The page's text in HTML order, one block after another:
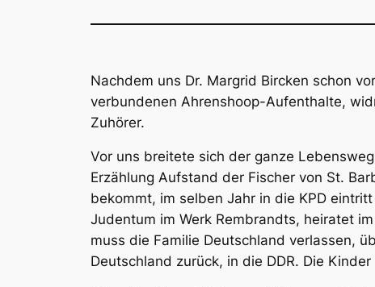
Nachdem uns Dr. Margrid Bircken schon
verbundenen Ahrenshoop-Aufenthalte,
Zuhörer.
Vor uns breitete sich der ganze
Erzählung Aufstand der Fischer von St.
bekommt, im selben Jahr in die KPD
Judentum im Werk Rembrandts, heiratet
muss die Familie Deutschland verlassen,
Deutschland zurück, in die DDR. Die